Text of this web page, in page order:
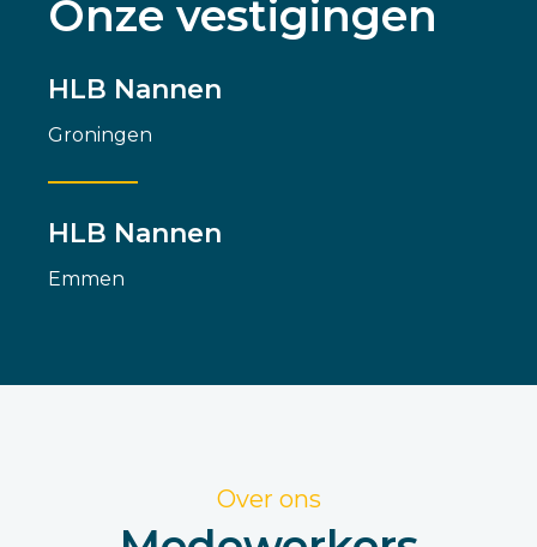
Onze vestigingen
HLB Nannen
Groningen
HLB Nannen
Emmen
Over ons